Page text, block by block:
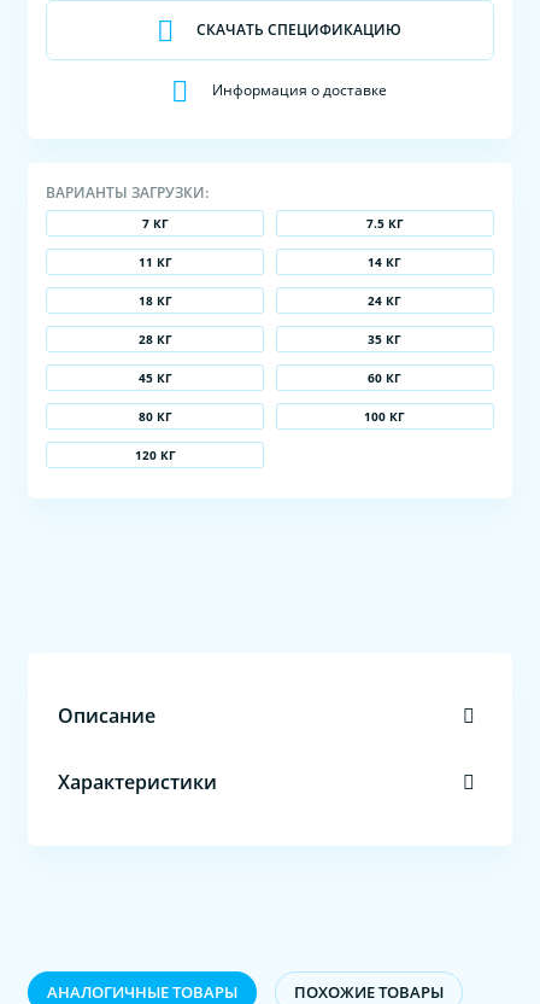
СКАЧАТЬ СПЕЦИФИКАЦИЮ
Информация о доставке
ВАРИАНТЫ ЗАГРУЗКИ:
7 КГ 7.5 КГ
11 КГ 14 КГ
18 КГ 24 КГ
28 КГ 35 КГ
45 КГ 60 КГ
80 КГ 100 КГ
120 КГ
Описание
Характеристики
АНАЛОГИЧНЫЕ ТОВАРЫ ПОХОЖИЕ ТОВАРЫ